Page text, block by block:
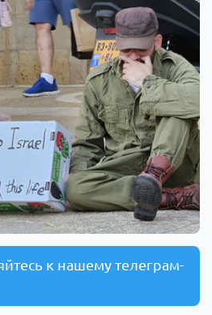
к нашему телеграм-